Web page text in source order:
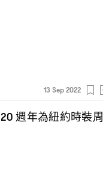
13 Sep 2022
20週年為紐約時裝周